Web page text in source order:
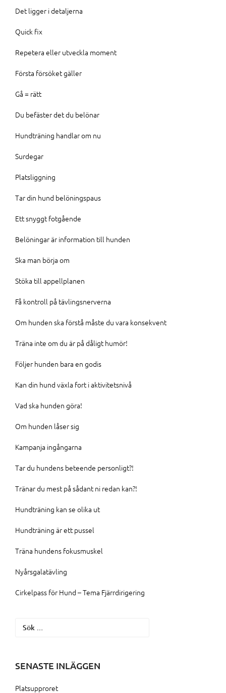
Det ligger i detaljerna
Quick fix
Repetera eller utveckla moment
Första försöket gäller
Gå = rätt
Du befäster det du belönar
Hundträning handlar om nu
Surdegar
Platsliggning
Tar din hund belöningspaus
Ett snyggt fotgående
Belöningar är information till hunden
Ska man börja om
Stöka till appellplanen
Få kontroll på tävlingsnerverna
Om hunden ska förstå måste du vara konsekvent
Träna inte om du är på dåligt humör!
Följer hunden bara en godis
Kan din hund växla fort i aktivitetsnivå
Vad ska hunden göra!
Om hunden låser sig
Kampanja ingångarna
Tar du hundens beteende personligt?!
Tränar du mest på sådant ni redan kan?!
Hundträning kan se olika ut
Hundträning är ett pussel
Träna hundens fokusmuskel
Nyårsgalatävling
Cirkelpass för Hund – Tema Fjärrdirigering
Sök
SENASTE INLÄGGEN
Platsupproret